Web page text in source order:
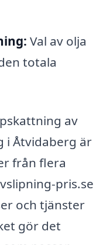
Val av olja
totala
av
i Åtvidaberg är
från flera
pris.se
och tjänster
gör det